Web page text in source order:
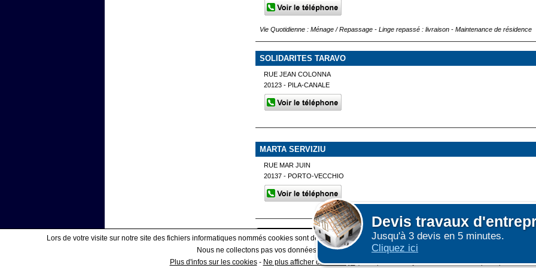
Devis travaux
Jusqu'à 3 devis en 5 minutes.
Cliquez ici
Vie Quotidienne : Ménage / Repassage - Linge repassé : livraison - Maintenance de résidence
SOLIDARITES TARAVO
RUE JEAN COLONNA
20123 - PILA-CANALE
MARTA SERVIZIU
RUE MAR JUIN
20137 - PORTO-VECCHIO
Afficher plus de prestataires dans un rayon de 50km
Affiner votre rechercheCOOKIES|ESPACE GRAND PUBLIC : information des utilisateurs|ESPACE PRO : Créer une
Lors de votre visite sur notre site des fichiers informatiques nommés cookies sont déposés sur votre terminal. Ces cookies sont utilisés pour la
Nous ne collectons pas vos données personnelles au travers des cookies à des fins publicitaires ni pour
Plus d'infos sur les cookies- Ne plus afficher ce message(vous pouvez toujours consulter notre politique de